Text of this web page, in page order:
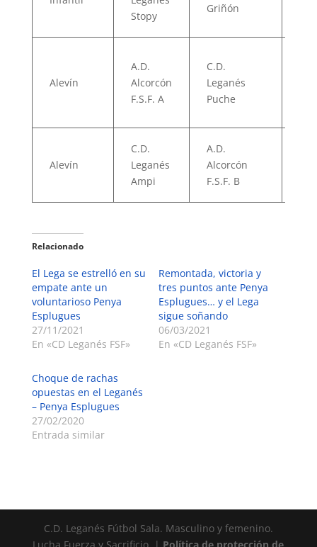
Stopy
Griñón
Alevín
A.D.
Alcorcón
F.S.F. A
C.D.
Leganés
Puche
Alevín
C.D.
Leganés
Ampi
A.D.
Alcorcón
F.S.F. B
Relacionado
El Lega se estrelló en su
empate ante un
voluntarioso Penya
Esplugues
27/11/2021
En «CD Leganés FSF»
Remontada, victoria y
tres puntos ante Penya
Esplugues… y el Lega
sigue soñando
06/03/2021
En «CD Leganés FSF»
Choque de rachas
opuestas en el Leganés
– Penya Esplugues
27/02/2020
Entrada similar
C.D. Leganés Fútbol Sala. Masculino y femenino.